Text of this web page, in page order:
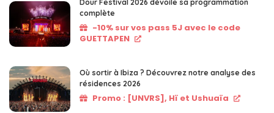
Dour Festival 2026 dévoile sa programmation
complète
-10% sur vos pass 5J avec le code
GUETTAPEN
Où sortir à Ibiza ? Découvrez notre analyse des
résidences 2026
Promo : [UNVRS], Hï et Ushuaïa